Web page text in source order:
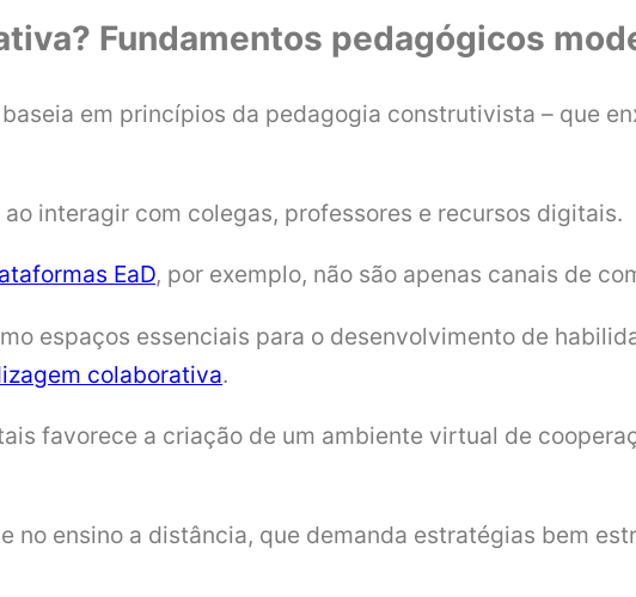
Fundamentos pedagógicos
em princípios da pedagogia construtivista – que
interagir com colegas, professores e recursos digitais.
EaD, por exemplo, não são apenas canais de
espaços essenciais para o desenvolvimento de
colaborativa.
favorece a criação de um ambiente virtual de
no ensino a distância, que demanda estratégias bem